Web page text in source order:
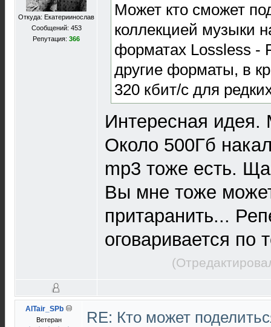
Откуда: Екатериинослав
Сообщений: 453
Репутация: 366
Может кто сможет
коллекцией музыки
форматах Lossless -
другие форматы, в
320 кбит/с для
Интересная идея.
Около 500Гб
mp3 тоже есть.
Вы мне тоже
притаранить...
оговаривается по
AlTair_SPb
Ветеран
RE: Кто может